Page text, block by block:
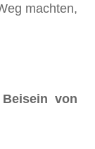
machten,
von